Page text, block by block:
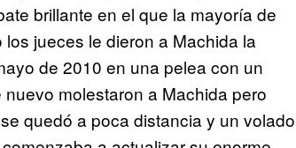
brillante en el que la mayoría de
jueces le dieron a Machida la
de 2010 en una pelea con un
molestaron a Machida pero
quedó a poca distancia y un volado